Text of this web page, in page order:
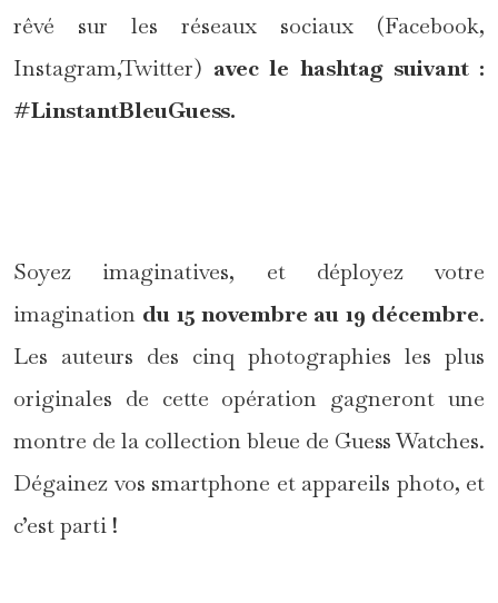
rêvé sur les réseaux sociaux (Facebook,
Instagram,Twitter) avec le hashtag suivant :
#LinstantBleuGuess.
Soyez imaginatives, et déployez votre
imagination du 15 novembre au 19 décembre.
Les auteurs des cinq photographies les plus
originales de cette opération gagneront une
montre de la collection bleue de Guess Watches.
Dégainez vos smartphone et appareils photo, et
c’est parti !